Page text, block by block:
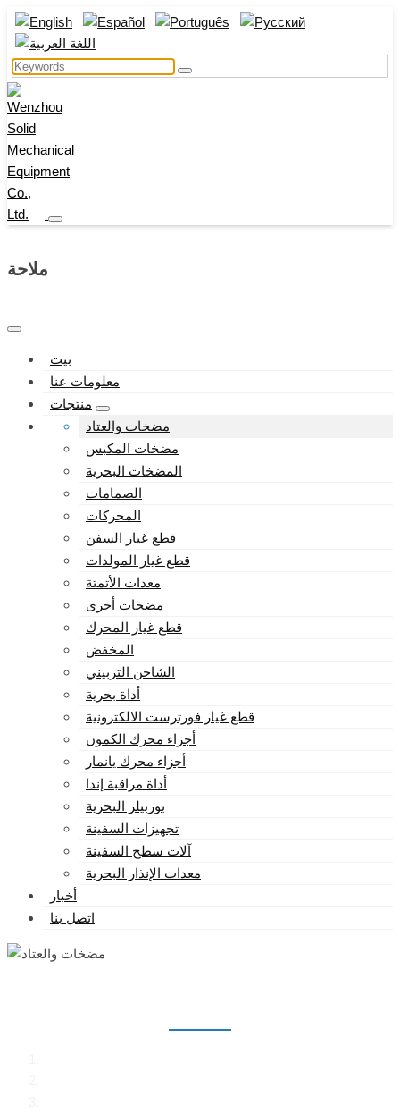
ملاحة
بيت
معلومات عنا
منتجات
مضخات والعتاد
مضخات المكبس
المضخات البحرية
الصمامات
المحركات
قطع غيار السفن
قطع غيار المولدات
معدات الأتمتة
مضخات أخرى
قطع غيار المحرك
المخفض
الشاحن التربيني
أداة بحرية
قطع غيار فورترست الالكترونية
أجزاء محرك الكمون
أجزاء محرك يانمار
أداة مراقبة إندا
بوربيلر البحرية
تجهيزات السفينة
آلات سطح السفينة
معدات الإنذار البحرية
أخبار
اتصل بنا